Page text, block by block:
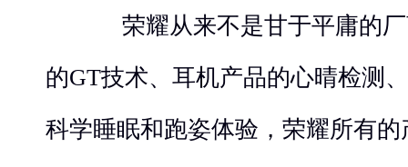
荣耀从来不是甘于平庸的厂
的GT技术、耳机产品的心晴检测
科学睡眠和跑姿体验，荣耀所有